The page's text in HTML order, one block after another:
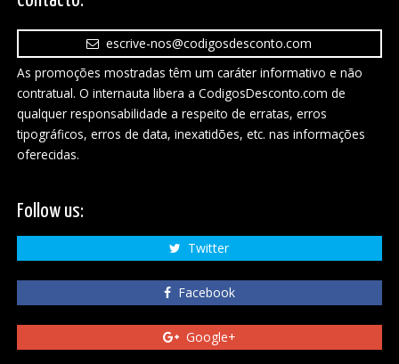
escrive-nos@codigosdesconto.com
As promoções mostradas têm um caráter informativo e não
contratual. O internauta libera a CodigosDesconto.com de
qualquer responsabilidade a respeito de erratas, erros
tipográficos, erros de data, inexatidões, etc. nas informações
oferecidas.
Follow us:
Twitter
Facebook
Google+